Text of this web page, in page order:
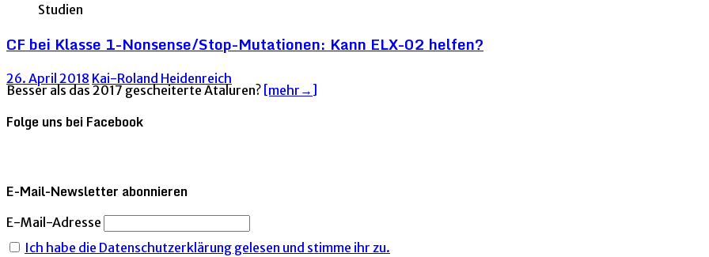
Studien
CF bei Klasse 1-Nonsense/Stop-Mutationen: Kann ELX-02 helfen?
26. April 2018 Kai-Roland Heidenreich
Besser als das 2017 gescheiterte Ataluren? [mehr→]
Folge uns bei Facebook
E-Mail-Newsletter abonnieren
E-Mail-Adresse
Ich habe die Datenschutzerklärung gelesen und stimme ihr zu.